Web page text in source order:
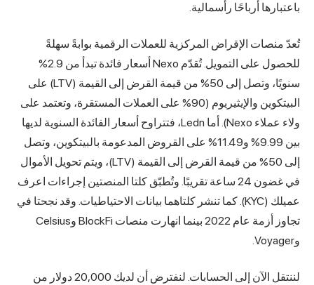
أرباحًا رأسمالية.
الإقراض المركزية للعملات الرقمية بوابةً سهلةً
للحصول على التمويل. تُقدّم Nexo أسعار فائدة تبدأ من 2.9%
سنويًا، وتصل إلى 50% من قيمة القرض إلى القيمة (LTV) على
البيتكوين والإيثيريوم (90% على العملات المستقرة، وتعتمد على
ولاء عملاء Nexo). أما Ledn، فتتراوح أسعار الفائدة السنوية لديها
بين 9.99% و11.49% على القروض المدعومة بالبيتكوين، وتصل
إلى 50% من قيمة القرض إلى القيمة (LTV)، ويتم تحويل الأموال
في غضون 24 ساعة تقريبًا. وتُطبّق كلتا المنصتين إجراءات اعرف
عميلك (KYC). كما تنشر كلتاهما بيانات الاحتياطيات. وقد نجحتا في
تجاوز أزمة عام 2022 بينما انهارت منصات BlockFi وCelsius
لننتقل الآن إلى الحسابات. لنفترض أن لديك 20,000 دولار من